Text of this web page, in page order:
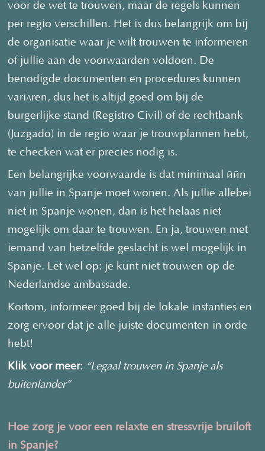
voor de wet te trouwen, maar de regels kunnen
per regio verschillen. Het is dus belangrijk om bij
de organisatie waar je wilt trouwen te informeren
of jullie aan de voorwaarden voldoen. De
benodigde documenten en procedures kunnen
variëren, dus het is altijd goed om bij de
burgerlijke stand (Registro Civil) of de rechtbank
(Juzgado) in de regio waar je trouwplannen hebt,
te checken wat er precies nodig is.
Een belangrijke voorwaarde is dat minimaal één
van jullie in Spanje moet wonen. Als jullie allebei
niet in Spanje wonen, dan is het helaas niet
mogelijk om daar te trouwen. En ja, trouwen met
iemand van hetzelfde geslacht is wel mogelijk in
Spanje. Let wel op: je kunt niet trouwen op de
Nederlandse ambassade.
Kortom, informeer goed bij de lokale instanties en
zorg ervoor dat je alle juiste documenten in orde
hebt!
Klik voor meer: “Legaal trouwen in Spanje als
buitenlander”
Hoe zorg je voor een relaxte en stressvrije bruiloft
in Spanje?